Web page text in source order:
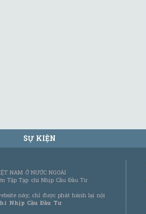
SỰ KIỆN
NAM Ở NƯỚC NGOÀI
Tập Tạp chí Nhịp Cầu Đầu Tư
này; chỉ được phát hành lại nội
Nhịp Cầu Đầu Tư